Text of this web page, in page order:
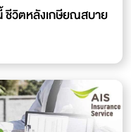
ชีวิตหลังเกษียณสบาย